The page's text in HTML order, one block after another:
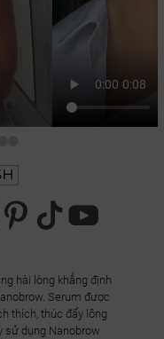
hài lòng khẳng định
Serum được
thích, thúc đẩy lông
sử dụng Nanobrow